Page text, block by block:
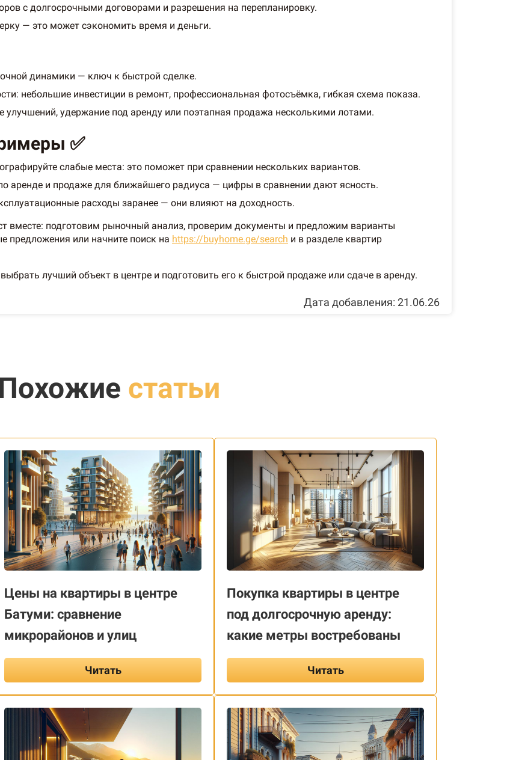
с долгосрочными договорами и разрешения на перепланировку.
— это может сэкономить время и деньги.
динамики — ключ к быстрой сделке.
небольшие инвестиции в ремонт, профессиональная фотосъёмка, гибкая схема показа.
улучшений, удержание под аренду или поэтапная продажа несколькими лотами.
✅
слабые места: это поможет при сравнении нескольких вариантов.
аренде и продаже для ближайшего радиуса — цифры в сравнении дают ясность.
расходы заранее — они влияют на доходность.
вместе: подготовим рыночный анализ, проверим документы и предложим варианты
предложения или начните поиск на https://buyhome.ge/search и в разделе квартир
лучший объект в центре и подготовить его к быстрой продаже или сдаче в аренду.
Дата добавления: 21.06.26
Похожие статьи
Цены на квартиры в центре
Батуми: сравнение
микрорайонов и улиц
Читать
Покупка квартиры в центре
под долгосрочную аренду:
какие метры востребованы
Читать